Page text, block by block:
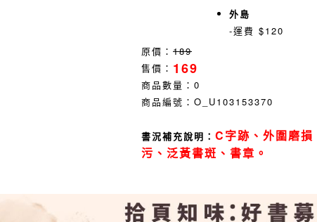
外島
-運費 $120
原價： 189
售價： 169
商品數量： 0
商品編號： O_U103153370
書況補充說明： C字跡、外圍磨損
污、泛黃書斑、書章。